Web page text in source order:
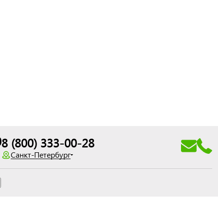
8 (800) 333-00-28
Санкт-Петербург